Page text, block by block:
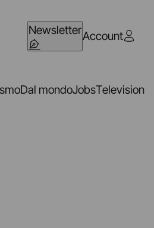
NewsletterAccount
Dal mondoJobsTelevision